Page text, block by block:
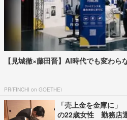
【見城徹×藤田晋】AI時代でも変わら
PR(FINCHI on GOETHE)
「売上金を金庫に
の22歳女性 勤務店